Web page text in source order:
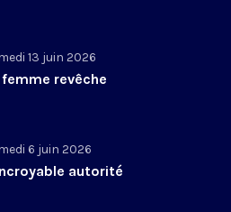
13 juin 2026
femme revêche
6 juin 2026
autorité